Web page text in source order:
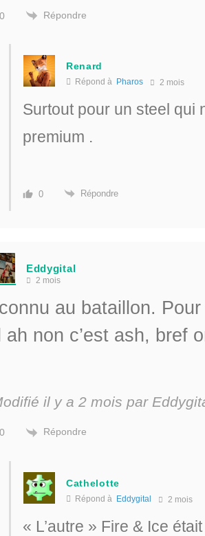
0 Répondre
Renard
Répond à Pharos 2 mois
Surtout pour un steel qui
premium .
0 Répondre
Eddygital
2 mois
au bataillon.
ah non c’est ash, bref
il y a 2 mois par
0 Répondre
Cathelotte
Répond à Eddygital 2 mois
« L’autre » Fire & Ice